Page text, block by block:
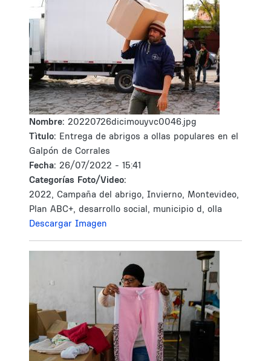
Nombre: 20220726dicimouyvc0046.jpg
Tìtulo: Entrega de abrigos a ollas populares en el
Galpón de Corrales
Fecha: 26/07/2022 - 15:41
Categorías Foto/Video:
2022, Campaña del abrigo, Invierno, Montevideo,
Plan ABC+, desarrollo social, municipio d, olla
Descargar Imagen